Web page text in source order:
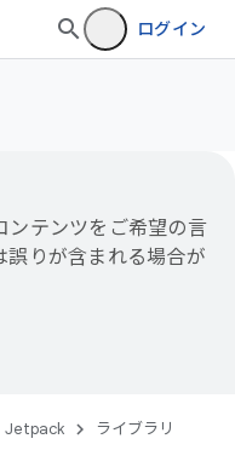
ログイン
ンテンツをご希望の言
誤りが含まれる場合が
Jetpack ライブラリ